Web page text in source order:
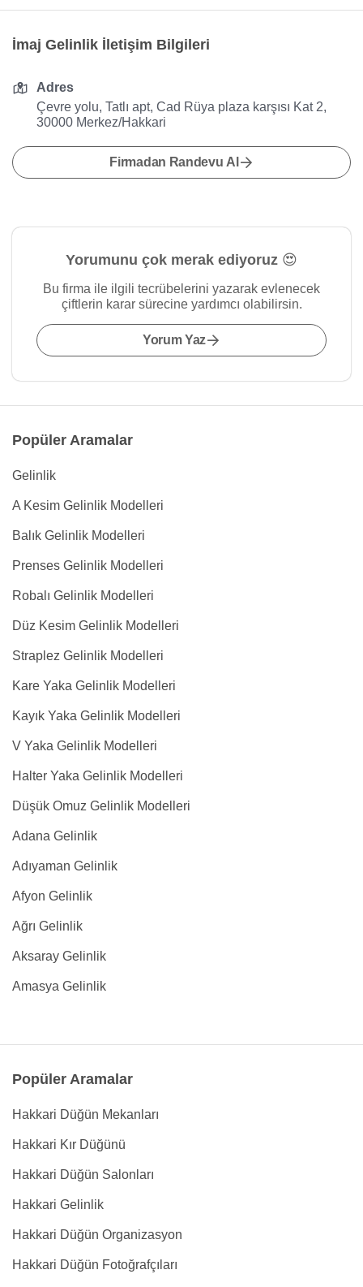
İmaj Gelinlik İletişim Bilgileri
Adres
Çevre yolu, Tatlı apt, Cad Rüya plaza karşısı Kat 2,
30000 Merkez/Hakkari
Firmadan Randevu Al
Yorumunu çok merak ediyoruz 😍
Bu firma ile ilgili tecrübelerini yazarak evlenecek
çiftlerin karar sürecine yardımcı olabilirsin.
Yorum Yaz
Popüler Aramalar
Gelinlik
A Kesim Gelinlik Modelleri
Balık Gelinlik Modelleri
Prenses Gelinlik Modelleri
Robalı Gelinlik Modelleri
Düz Kesim Gelinlik Modelleri
Straplez Gelinlik Modelleri
Kare Yaka Gelinlik Modelleri
Kayık Yaka Gelinlik Modelleri
V Yaka Gelinlik Modelleri
Halter Yaka Gelinlik Modelleri
Düşük Omuz Gelinlik Modelleri
Adana Gelinlik
Adıyaman Gelinlik
Afyon Gelinlik
Ağrı Gelinlik
Aksaray Gelinlik
Amasya Gelinlik
Popüler Aramalar
Hakkari Düğün Mekanları
Hakkari Kır Düğünü
Hakkari Düğün Salonları
Hakkari Gelinlik
Hakkari Düğün Organizasyon
Hakkari Düğün Fotoğrafçıları